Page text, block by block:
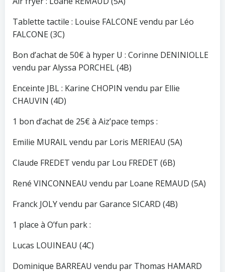
Tablette tactile : Louise FALCONE vendu par Léo
FALCONE (3C)
Bon d’achat de 50€ à hyper U : Corinne DENINIOLLE
vendu par Alyssa PORCHEL (4B)
Enceinte JBL : Karine CHOPIN vendu par Ellie
CHAUVIN (4D)
1 bon d’achat de 25€ à Aiz’pace temps :
Emilie MURAIL vendu par Loris MERIEAU (5A)
Claude FREDET vendu par Lou FREDET (6B)
René VINCONNEAU vendu par Loane REMAUD (5A)
Franck JOLY vendu par Garance SICARD (4B)
1 place à O’fun park :
Lucas LOUINEAU (4C)
Dominique BARREAU vendu par Thomas HAMARD